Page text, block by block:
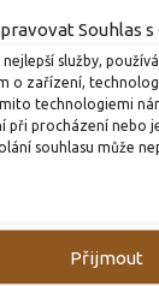
Souhlas
služby,
o zařízení,
technologiemi
při procházení nebo
souhlasu může
Přijmout
K